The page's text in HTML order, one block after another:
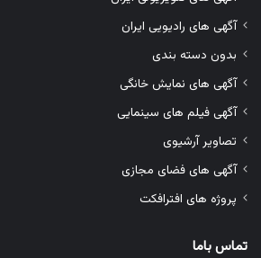
آگهی های رادیویی ایران
بدون دسته بندی
آگهی های نمایش خانگی
آگهی فیلم های سینمایی
تصاویر آرشیوی
آگهی های فضای مجازی
پروژه های افترافکت
تماس باما